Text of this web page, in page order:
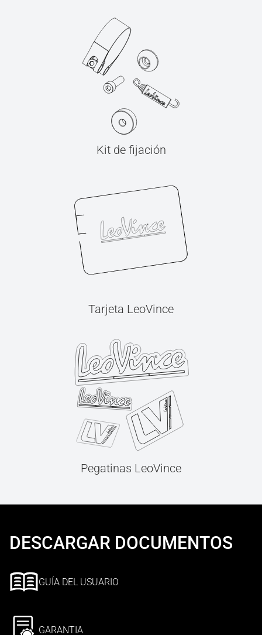
Kit de fijación
Tarjeta LeoVince
Pegatinas LeoVince
DESCARGAR DOCUMENTOS
GUÍA DEL USUARIO
GARANTIA